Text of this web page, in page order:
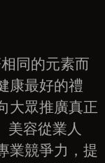
同的元素而
康最好的禮
大眾推廣真正
美容從業人
業競爭力，提